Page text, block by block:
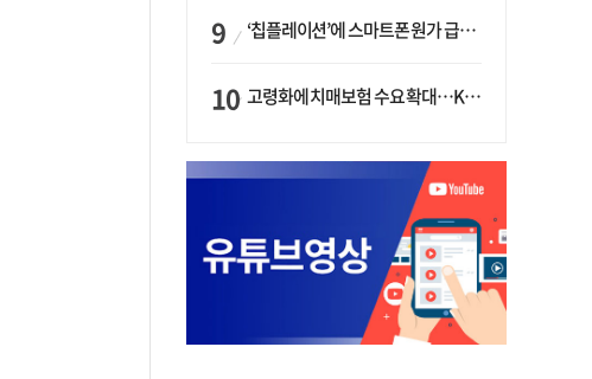
‘칩플레이션’에 스마트폰 원가 급등…삼성전자, ‘엑시노스’ 채택 확대하나
고령화에 치매보험 수요 확대…KB손보·삼성화재가 ‘시장 주도’